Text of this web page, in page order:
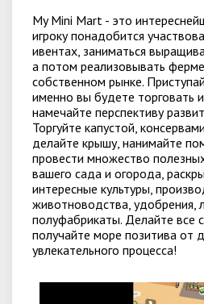
My Mini Mart - это
игроку понадобится
ивентах, заниматься
а потом реализовывать
собственном рынке.
именно вы будете торговать
намечайте перспективу
Торгуйте капустой,
делайте крышу, нанимайте
провести множество
вашего сада и огорода,
интересные культуры,
животноводства, удобрения,
полуфабрикаты. Делайте все
получайте море позитива от
увлекательного процесса!